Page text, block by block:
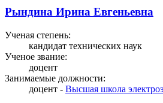
Рындина Ирина Евгеньевна
Ученая степень:
кандидат технических наук
Ученое звание:
доцент
Занимаемые должности:
доцент - Высшая школа